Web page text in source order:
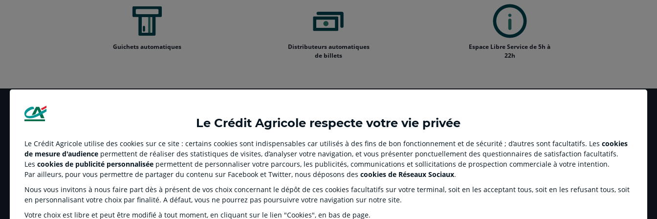
Le Crédit Agricole respecte votre vie privée
Le Crédit Agricole utilise des cookies sur ce site : certains cookies sont indispensables car utilisés à des fins de bon fonctionnement et de sécurité ; d’autres sont facultatifs. Les cookies
de mesure d'audience permettent de réaliser des statistiques de visites, d’analyser votre navigation, et vous présenter ponctuellement des questionnaires de satisfaction facultatifs.
Les cookies de publicité personnalisée permettent de personnaliser votre parcours, les publicités, communications et sollicitations de prospection commerciale à votre intention.
Par ailleurs, pour vous permettre de partager du contenu sur Facebook et Twitter, nous déposons des cookies de Réseaux Sociaux.
Nous vous invitons à nous faire part dès à présent de vos choix concernant le dépôt de ces cookies facultatifs sur votre terminal, soit en les acceptant tous, soit en les refusant tous, soit
en personnalisant votre choix par finalité. A défaut, vous ne pourrez pas poursuivre votre navigation sur notre site.
Votre choix est libre et peut être modifié à tout moment, en cliquant sur le lien "Cookies", en bas de page.
Guichets automatiques
Distributeurs automatiques
de billets
Espace Libre Service de 5h à
22h
Ouvert
dans
un
nouvel
onglet
:
aller
sur
la
dans
un
nouvel
onglet
:
Aller
sur
la
Ouvert
dans
un
nouvel
onglet
:
aller
sur
la
Ouvert
dans
un
nouvel
onglet
:
aller
sur
Ouvert
dans
un
nouvel
onglet
:
Aller
sur
LE CREDIT AGRICOLE
Banque coopérative
Charte éthique
Groupe Crédit Agricole
Recrutement
RELATION BANQUE CLIENT
Réclamation et médiation
Informations réglementaires
Fonds de Garantie des Dépôts et de Résolution (FGDR)
Rétractation-Résiliation
SITES SPECIALISES
Prêt immobilier en ligne
Agences immobilières Square
Habitat
Service de télésurveillance
Réseau professionnel Youzful
Partenariats sportifs
Accessibilité numérique du site